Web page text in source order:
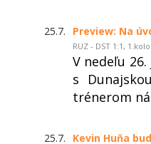
25.7. Preview: Na
RUZ - DST 1:1,
V nedeľu
s
trénerom
25.7. Kevin Huňa